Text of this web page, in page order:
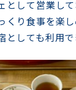
として営業し
くり食事を楽
としても利用で